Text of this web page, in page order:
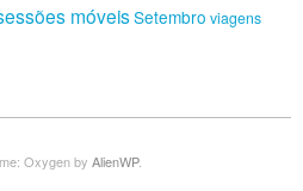
móveisSetembro viagens
Oxygen by AlienWP.